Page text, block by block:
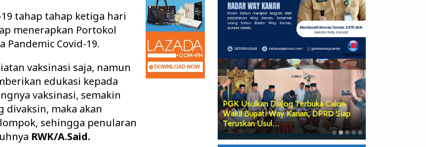
tahap tahap ketiga hari
menerapkan Portokol
Pandemic Covid-19.
vaksinasi saja, namun
edukasi kepada
vaksinasi, semakin
divaksin, maka akan
sehingga penularan
RWK/A.Said.
Kelas Rusak
Minta Pemkab
Pisah Sambut Kapolres Way Kanan,
AKBP Didik Berpamitan, AKBP
Ramadhona Siap Lanj…
PGK Usulkan Dialog Terbuka Calon
Wakil Bupati Way Kanan, DPRD Siap
Teruskan Usul…